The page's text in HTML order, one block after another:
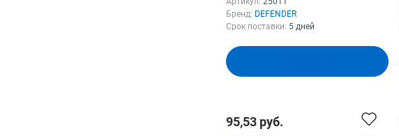
(25011)
Бренд: DEFENDER
Срок поставки: 5 дней
95,53 руб.